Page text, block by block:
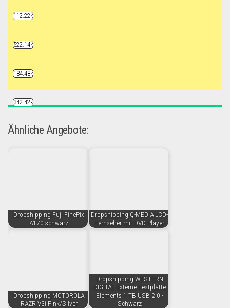
Ähnliche Angebote:
Dropshipping Fuji FinePix
A170 schwarz
Dropshipping Q-MEDIA LCD-
Fernseher mit DVD-Player
Dropshipping MOTOROLA
RAZR V3i Pink/Silver
Dropshipping WESTERN
DIGITAL Externe Festplatte
Elements 1 TB USB 2.0 -
Schwarz
112.22k
522.14k
184.48k
342.42k